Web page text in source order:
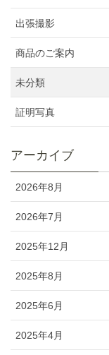
出張撮影
商品のご案内
未分類
証明写真
アーカイブ
2026年8月
2026年7月
2025年12月
2025年8月
2025年6月
2025年4月